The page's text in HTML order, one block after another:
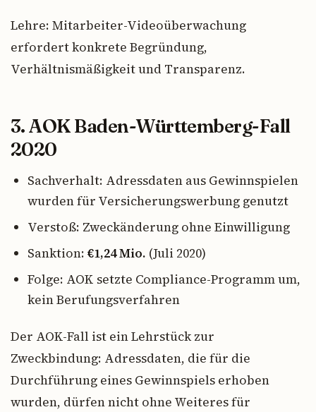
Lehre: Mitarbeiter-Videoüberwachung
erfordert konkrete Begründung,
Verhältnismäßigkeit und Transparenz.
3. AOK Baden-Württemberg-Fall
2020
Sachverhalt: Adressdaten aus Gewinnspielen
wurden für Versicherungswerbung genutzt
Verstoß: Zweckänderung ohne Einwilligung
Sanktion: €1,24 Mio. (Juli 2020)
Folge: AOK setzte Compliance-Programm um,
kein Berufungsverfahren
Der AOK-Fall ist ein Lehrstück zur
Zweckbindung: Adressdaten, die für die
Durchführung eines Gewinnspiels erhoben
wurden, dürfen nicht ohne Weiteres für